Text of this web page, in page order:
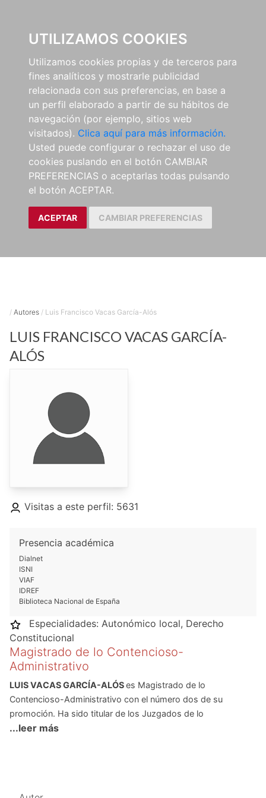
UTILIZAMOS COOKIES
Utilizamos cookies propias y de terceros para
fines analíticos y mostrarle publicidad
relacionada con sus preferencias, en base a
un perfil elaborado a partir de su hábitos de
navegación (por ejemplo, sitios web
visitados). Clica aquí para más información.
Usted puede configurar o rechazar el uso de
cookies puslando en el botón CAMBIAR
PREFERENCIAS o aceptarlas todas pulsando
el botón ACEPTAR.
ACEPTAR CAMBIAR PREFERENCIAS
/ Autores / Luis Francisco Vacas García-Alós
LUIS FRANCISCO VACAS GARCÍA-
ALÓS
Visitas a este perfil: 5631
Presencia académica
Dialnet
ISNI
VIAF
IDREF
Biblioteca Nacional de España
Especialidades: Autonómico local, Derecho
Constitucional
Magistrado de lo Contencioso-
Administrativo
LUIS VACAS GARCÍA-ALÓSes Magistrado de lo
Contencioso-Administrativo con el número dos de su
promoción. Ha sido titular de los Juzgados de lo
Contencioso-Administrativo nº 2 de Albacete, nº 2 de Toledo
...leer más